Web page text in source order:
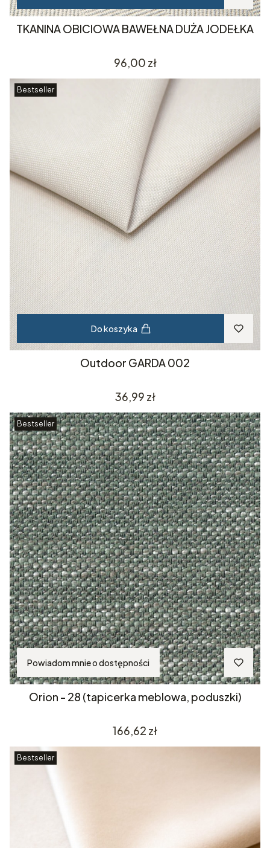
TKANINA OBICIOWA BAWEŁNA DUŻA JODEŁKA
Cena
96,00 zł
Bestseller
Do koszyka
Outdoor GARDA 002
Cena
36,99 zł
Bestseller
Powiadom mnie o dostępności
Orion - 28 (tapicerka meblowa, poduszki)
Cena
166,62 zł
Bestseller